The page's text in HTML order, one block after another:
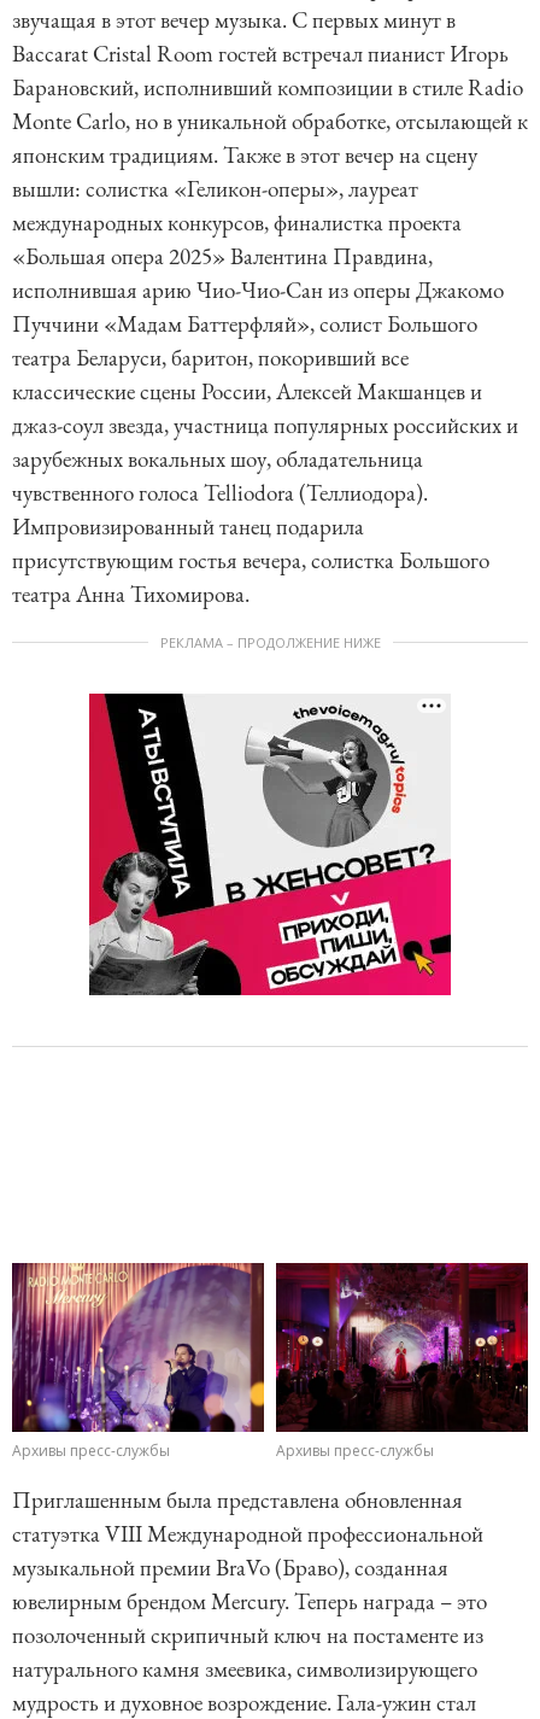
звучащая в этот вечер музыка. С первых минут в
Baccarat Cristal Room гостей встречал пианист Игорь
Барановский, исполнивший композиции в стиле Radio
Monte Carlo, но в уникальной обработке, отсылающей к
японским традициям. Также в этот вечер на сцену
вышли: солистка «Геликон-оперы», лауреат
международных конкурсов, финалистка проекта
«Большая опера 2025» Валентина Правдина,
исполнившая арию Чио-Чио-Сан из оперы Джакомо
Пуччини «Мадам Баттерфляй», солист Большого
театра Беларуси, баритон, покоривший все
классические сцены России, Алексей Макшанцев и
джаз-соул звезда, участница популярных российских и
зарубежных вокальных шоу, обладательница
чувственного голоса Telliodora (Теллиодора).
Импровизированный танец подарила
присутствующим гостья вечера, солистка Большого
театра Анна Тихомирова.
РЕКЛАМА – ПРОДОЛЖЕНИЕ НИЖЕ
Архивы пресс-службы Архивы пресс-службы
Приглашенным была представлена обновленная
статуэтка VIII Международной профессиональной
музыкальной премии BraVo (Браво), созданная
ювелирным брендом Mercury. Теперь награда – это
позолоченный скрипичный ключ на постаменте из
натурального камня змеевика, символизирующего
мудрость и духовное возрождение. Гала-ужин стал